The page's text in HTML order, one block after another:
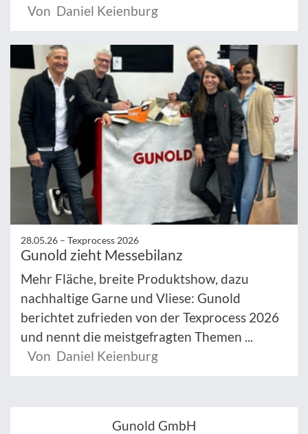
Von Daniel Keienburg
28.05.26 – Texprocess 2026
Gunold zieht Messebilanz
Mehr Fläche, breite Produktshow, dazu
nachhaltige Garne und Vliese: Gunold
berichtet zufrieden von der Texprocess 2026
und nennt die meistgefragten Themen ...
Von Daniel Keienburg
Gunold GmbH